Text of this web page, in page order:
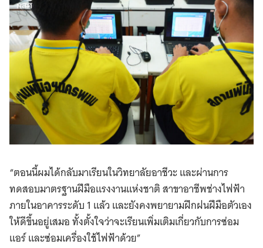
“ตอนนี้ผมได้กลับมาเรียนในวิทยาลัยอาชีวะ และผ่านการ
ทดสอบมาตรฐานฝีมือแรงงานแห่งชาติ สาขาอาชีพช่างไฟฟ้า
ภายในอาคารระดับ 1 แล้ว และยังคงพยายามฝึกฝนฝีมือตัวเอง
ให้ดีขึ้นอยู่เสมอ ทั้งตั้งใจว่าจะเรียนเพิ่มเติมเกี่ยวกับการซ่อม
แอร์ และซ่อมเครื่องใช้ไฟฟ้าด้วย”